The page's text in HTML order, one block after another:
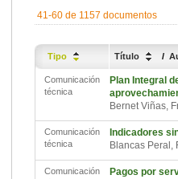
41-60 de 1157 documentos
Tipo Título /
Comunicación
técnica
Plan Integral
Bernet Viñas,
Comunicación
técnica
Indicadores
Blancas
Comunicación
Pagos por